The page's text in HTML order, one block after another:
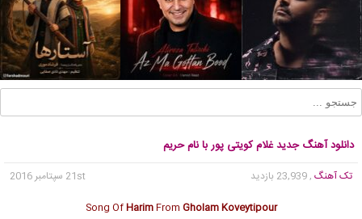
دانلود آهنگ جدید غلام کویتی پور با نام حریم
تک آهنگ , 23,939 بازدید
21st سپتامبر 2016
Song OfHarimFrom Gholam Koveytipour